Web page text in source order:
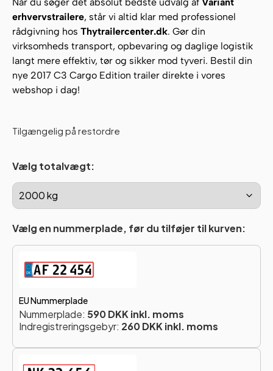
erhvervstrailere, står vi altid klar med professionel
rådgivning hos Thytrailercenter.dk. Gør din
virksomheds transport, opbevaring og daglige logistik
langt mere effektiv, tør og sikker mod tyveri. Bestil din
nye 2017 C3 Cargo Edition trailer direkte i vores
webshop i dag!
Tilgængelig på restordre
Vælg totalvægt:
Vælg en nummerplade, før du tilføjer til kurven:
EU Nummerplade
Nummerplade: 590 DKK inkl. moms
Indregistreringsgebyr: 260 DKK inkl. moms